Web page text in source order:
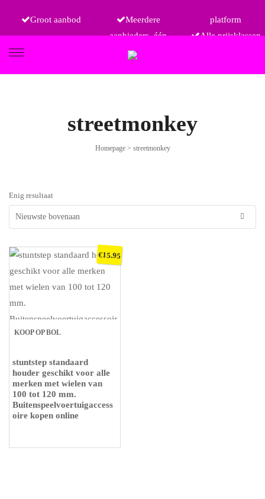
Groot aanbod
Meerdere
aanbieders, één
platform
Alle prijsklassen
streetmonkey
Homepage > streetmonkey
Enig resultaat
KOOP OP BOL
stuntstep standaard
houder geschikt voor alle
merken met wielen van
100 tot 120 mm.
Buitenspeelvoertuigaccess
oire kopen online
€15.95